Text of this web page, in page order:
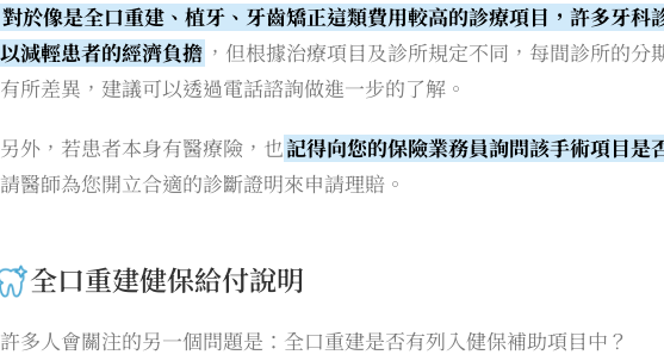
對於像是全口重建、植牙、牙齒矯正這類費用較高的診療項目，許多牙科
以減輕患者的經濟負擔 ，但根據治療項目及診所規定不同，每間診所的
有所差異，建議可以透過電話諮詢做進一步的了解。
另外，若患者本身有醫療險，也記得向您的保險業務員詢問該手術項目是
請醫師為您開立合適的診斷證明來申請理賠。
全口重建健保給付說明
許多人會關注的另一個問題是：全口重建是否有列入健保補助項目中？